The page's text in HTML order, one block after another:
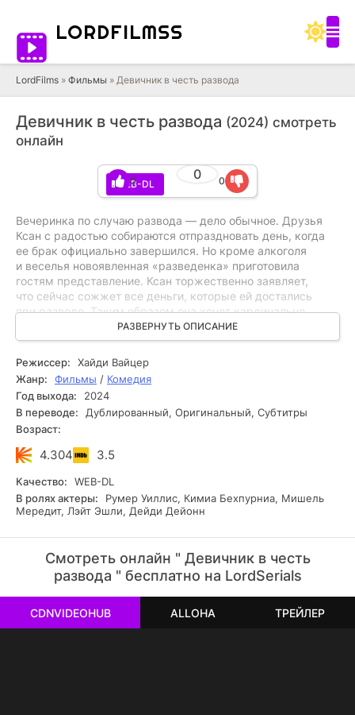
LORDFILMSS
LordFilms » Фильмы » Девичник в честь развода
Девичник в честь развода (2024) смотреть
онлайн
WEB-DL
0
0 0
Вечеринка по случаю развода — дело обычное. Друзья
Ксан с радостью собираются отпраздновать день, когда
ее брак официально завершился. Но кроме алкоголя
и веселья новоявленная «разведенка» приготовила
гостям представление. Ксан торжественно заявляет,
что сейчас сожжет все деньги, которые ей достались
при разводе. Таким образом она хочет кардинально
забыть о прошлом и начать жизнь с чистого листа.
Вот тут-то мнения друзей разделились: у каждого есть
свое видение, как поступить с солидной пачкой наличных.
РАЗВЕРНУТЬ ОПИСАНИЕ
Режиссер:
Хайди Вайцер
Жанр:
Фильмы / Комедия
Год выхода:
2024
В переводе:
Дублированный, Оригинальный, Субтитры
Возраст:
4.304 3.5
Качество:
WEB-DL
В ролях актеры:
Румер Уиллис, Кимиа Бехпурниа, Мишель
Мередит, Лэйт Эшли, Дейди Дейонн
Смотреть онлайн " Девичник в честь
развода " бесплатно на LordSerials
РЕКЛАМА
РЕКЛАМА
РЕКЛАМА
РЕКЛАМА
РЕКЛАМА
CDNVIDEOHUB ALLOHA ТРЕЙЛЕР